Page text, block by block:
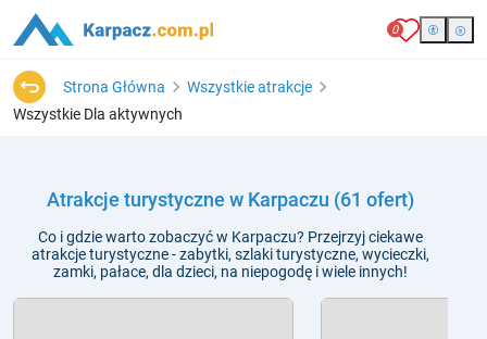
0
Strona Główna
Wszystkie atrakcje
Wszystkie Dla aktywnych
Atrakcje turystyczne w Karpaczu (61 ofert)
Co i gdzie warto zobaczyć w Karpaczu? Przejrzyj ciekawe
atrakcje turystyczne - zabytki, szlaki turystyczne, wycieczki,
zamki, pałace, dla dzieci, na niepogodę i wiele innych!